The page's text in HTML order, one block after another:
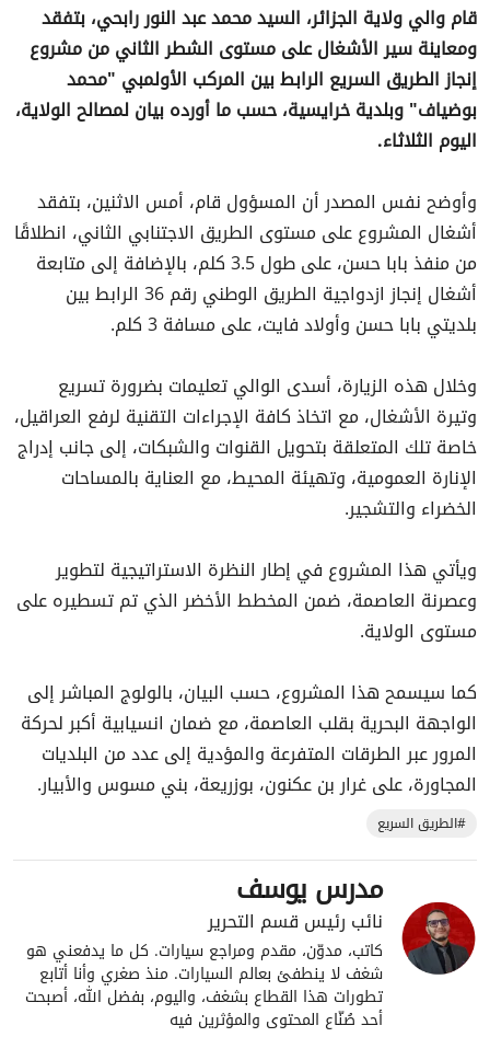
قام والي ولاية الجزائر، السيد محمد عبد النور رابحي، بتفقد
ومعاينة سير الأشغال على مستوى الشطر الثاني من مشروع
إنجاز الطريق السريع الرابط بين المركب الأولمبي "محمد
بوضياف" وبلدية خرايسية، حسب ما أورده بيان لمصالح الولاية،
اليوم الثلاثاء.
وأوضح نفس المصدر أن المسؤول قام، أمس الاثنين، بتفقد
أشغال المشروع على مستوى الطريق الاجتنابي الثاني، انطلاقًا
من منفذ بابا حسن، على طول 3.5 كلم، بالإضافة إلى متابعة
أشغال إنجاز ازدواجية الطريق الوطني رقم 36 الرابط بين
بلديتي بابا حسن وأولاد فايت، على مسافة 3 كلم.
وخلال هذه الزيارة، أسدى الوالي تعليمات بضرورة تسريع
وتيرة الأشغال، مع اتخاذ كافة الإجراءات التقنية لرفع العراقيل،
خاصة تلك المتعلقة بتحويل القنوات والشبكات، إلى جانب إدراج
الإنارة العمومية، وتهيئة المحيط، مع العناية بالمساحات
الخضراء والتشجير.
ويأتي هذا المشروع في إطار النظرة الاستراتيجية لتطوير
وعصرنة العاصمة، ضمن المخطط الأخضر الذي تم تسطيره على
مستوى الولاية.
كما سيسمح هذا المشروع، حسب البيان، بالولوج المباشر إلى
الواجهة البحرية بقلب العاصمة، مع ضمان انسيابية أكبر لحركة
المرور عبر الطرقات المتفرعة والمؤدية إلى عدد من البلديات
المجاورة، على غرار بن عكنون، بوزريعة، بني مسوس والأبيار.
#الطريق السريع
مدرس يوسف
نائب رئيس قسم التحرير
كاتب، مدوّن، مقدم ومراجع سيارات. كل ما يدفعني هو
شغف لا ينطفئ بعالم السيارات. منذ صغري وأنا أتابع
تطورات هذا القطاع بشغف، واليوم، بفضل الله، أصبحت
أحد صُنّاع المحتوى والمؤثرين فيه